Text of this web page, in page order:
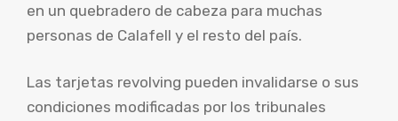
en un quebradero de cabeza para muchas
personas de Calafell y el resto del país.
Las tarjetas revolving pueden invalidarse o sus
condiciones modificadas por los tribunales